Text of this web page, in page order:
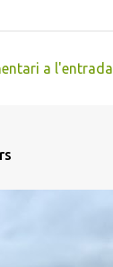
a l'entrada